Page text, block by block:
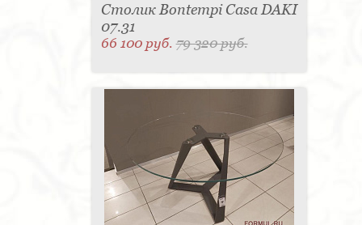
Столик Bontempi Casa DAKI
07.31
66 100 руб.79 320 руб.